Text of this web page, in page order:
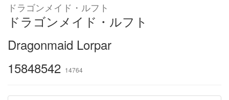
ドラゴンメイド・ルフト
ドラゴンメイド・ルフト
Dragonmaid Lorpar
15848542 14764